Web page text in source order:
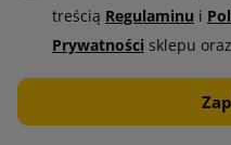
treścią Regulaminu i
Prywatności sklepu